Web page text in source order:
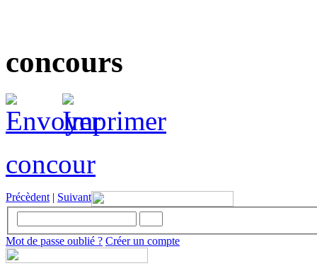
concours
concour
Précèdent | Suivant
Mot de passe oublié ? Créer un compte